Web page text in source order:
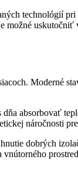
technológií
Moderné
absorbovať
náročnosti
dobrých